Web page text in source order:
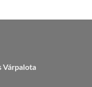
Várpalota